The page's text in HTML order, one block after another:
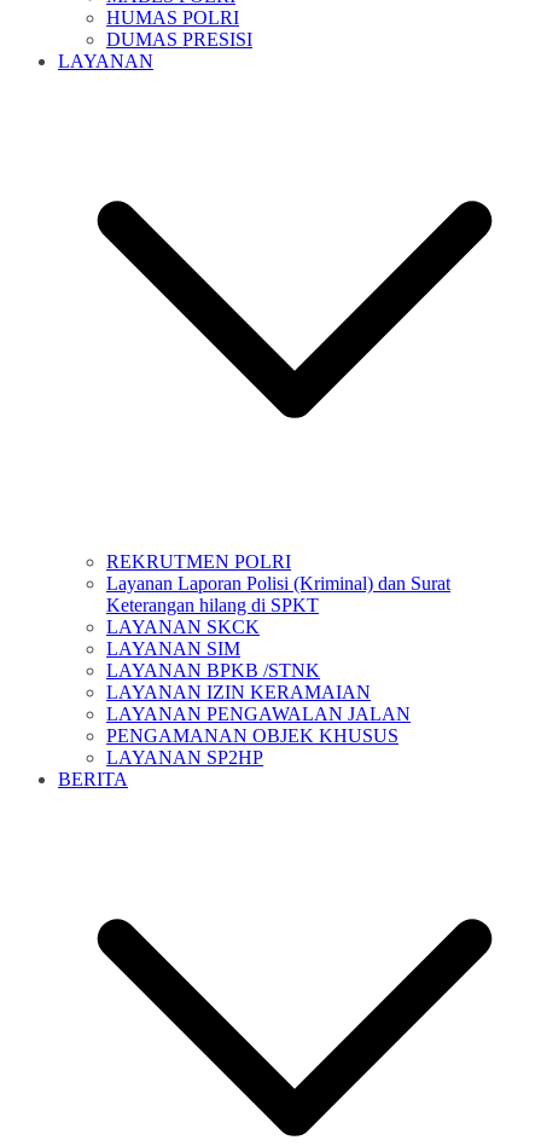
HUMAS POLRI
DUMAS PRESISI
LAYANAN
REKRUTMEN POLRI
Layanan Laporan Polisi (Kriminal) dan Surat
Keterangan hilang di SPKT
LAYANAN SKCK
LAYANAN SIM
LAYANAN BPKB /STNK
LAYANAN IZIN KERAMAIAN
LAYANAN PENGAWALAN JALAN
PENGAMANAN OBJEK KHUSUS
LAYANAN SP2HP
BERITA